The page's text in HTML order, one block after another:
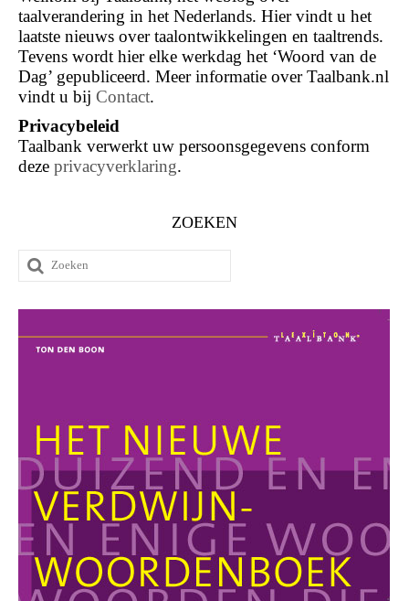
taalverandering in het Nederlands. Hier vindt u het
laatste nieuws over taalontwikkelingen en taaltrends.
Tevens wordt hier elke werkdag het ‘Woord van de
Dag’ gepubliceerd. Meer informatie over Taalbank.nl
vindt u bij Contact.
Privacybeleid
Taalbank verwerkt uw persoonsgegevens conform
deze privacyverklaring.
ZOEKEN
Zoeken
naar: